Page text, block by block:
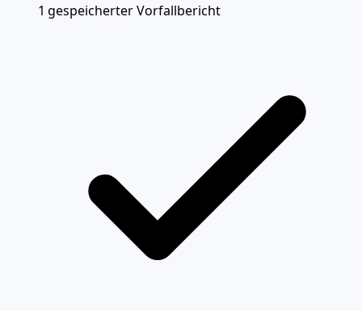
1 gespeicherter Vorfallbericht